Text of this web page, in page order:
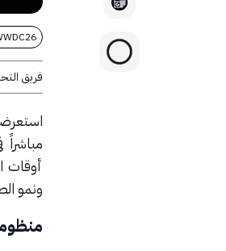
فريق
أوقات
ونمو